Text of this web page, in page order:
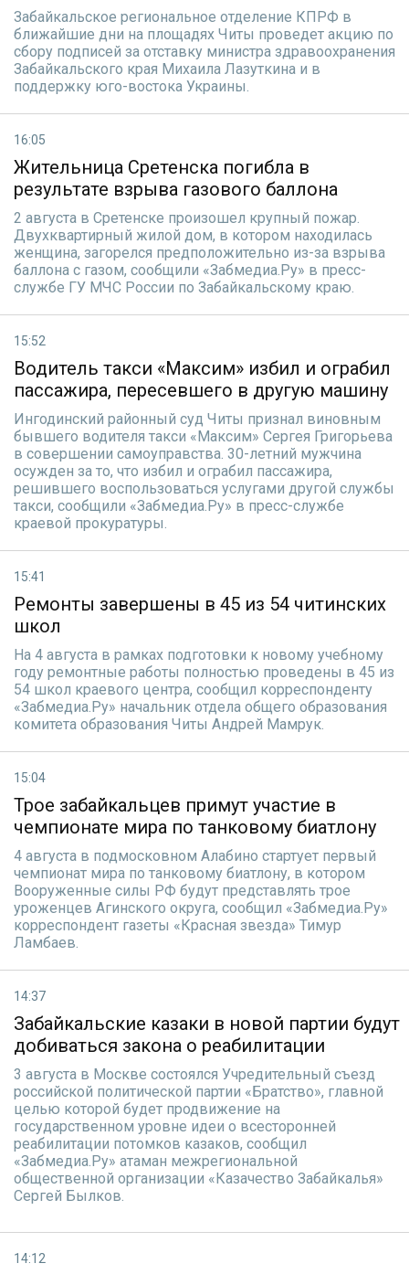
Забайкальское региональное отделение КПРФ в
ближайшие дни на площадях Читы проведет акцию по
сбору подписей за отставку министра здравоохранения
Забайкальского края Михаила Лазуткина и в
поддержку юго-востока Украины.
16:05
Жительница Сретенска погибла в
результате взрыва газового баллона
2 августа в Сретенске произошел крупный пожар.
Двухквартирный жилой дом, в котором находилась
женщина, загорелся предположительно из-за взрыва
баллона с газом, сообщили «Забмедиа.Ру» в пресс-
службе ГУ МЧС России по Забайкальскому краю.
15:52
Водитель такси «Максим» избил и ограбил
пассажира, пересевшего в другую машину
Ингодинский районный суд Читы признал виновным
бывшего водителя такси «Максим» Сергея Григорьева
в совершении самоуправства. 30-летний мужчина
осужден за то, что избил и ограбил пассажира,
решившего воспользоваться услугами другой службы
такси, сообщили «Забмедиа.Ру» в пресс-службе
краевой прокуратуры.
15:41
Ремонты завершены в 45 из 54 читинских
школ
На 4 августа в рамках подготовки к новому учебному
году ремонтные работы полностью проведены в 45 из
54 школ краевого центра, сообщил корреспонденту
«Забмедиа.Ру» начальник отдела общего образования
комитета образования Читы Андрей Мамрук.
15:04
Трое забайкальцев примут участие в
чемпионате мира по танковому биатлону
4 августа в подмосковном Алабино стартует первый
чемпионат мира по танковому биатлону, в котором
Вооруженные силы РФ будут представлять трое
уроженцев Агинского округа, сообщил «Забмедиа.Ру»
корреспондент газеты «Красная звезда» Тимур
Ламбаев.
14:37
Забайкальские казаки в новой партии будут
добиваться закона о реабилитации
3 августа в Москве состоялся Учредительный съезд
российской политической партии «Братство», главной
целью которой будет продвижение на
государственном уровне идеи о всесторонней
реабилитации потомков казаков, сообщил
«Забмедиа.Ру» атаман межрегиональной
общественной организации «Казачество Забайкалья»
Сергей Былков.
14:12